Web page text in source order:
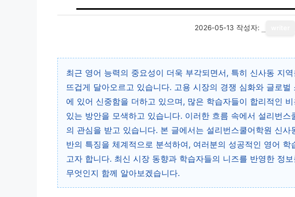
2026-05-13 작성자:
최근 영어 능력의 중요성이 더욱 부각되면서, 특히 신사동 지
뜨겁게 달아오르고 있습니다. 고용 시장의 경쟁 심화와 글로
에 있어 신중함을 더하고 있으며, 많은 학습자들이 합리적인
있는 방안을 모색하고 있습니다. 이러한 흐름 속에서 설리번
의 관심을 받고 있습니다. 본 글에서는 설리번스쿨어학원 신
반의 특징을 체계적으로 분석하여, 여러분의 성공적인 영어
고자 합니다. 최신 시장 동향과 학습자들의 니즈를 반영한 정
무엇인지 함께 알아보겠습니다.